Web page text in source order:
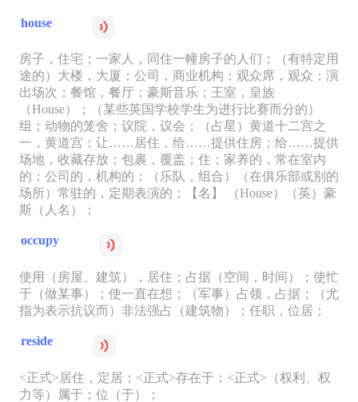
house
房子，住宅；一家人，同住一幢房子的人们；（有特定用
途的）大楼，大厦；公司，商业机构；观众席，观众；演
出场次；餐馆，餐厅；豪斯音乐；王室，皇族
（House）；（某些英国学校学生为进行比赛而分的）
组；动物的笼舍；议院，议会；（占星）黄道十二宫之
一，黄道宫；让……居住，给……提供住房；给……提供
场地，收藏存放；包裹，覆盖；住；家养的，常在室内
的；公司的，机构的；（乐队，组合）（在俱乐部或别的
场所）常驻的，定期表演的；【名】 （House）（英）豪
斯（人名）；
occupy
使用（房屋、建筑），居住；占据（空间，时间）；使忙
于（做某事）；使一直在想；（军事）占领，占据；（尤
指为表示抗议而）非法强占（建筑物）；任职，位居；
reside
<正式>居住，定居；<正式>存在于；<正式>（权利、权
力等）属于；位（于）；